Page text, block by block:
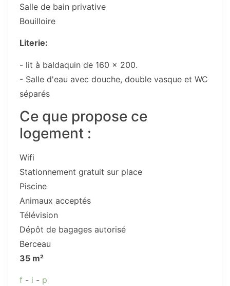
Salle de bain privative
Bouilloire
Literie:
- lit à baldaquin de 160 x 200.
- Salle d'eau avec douche, double vasque et WC
séparés
Ce que propose ce
logement :
Wifi
Stationnement gratuit sur place
Piscine
Animaux acceptés
Télévision
Dépôt de bagages autorisé
Berceau
35 m²
f - i - p